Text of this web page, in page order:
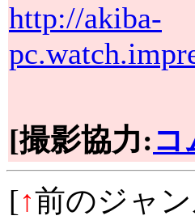
http://akiba-
[撮影協力:コ
[↑前のジャン